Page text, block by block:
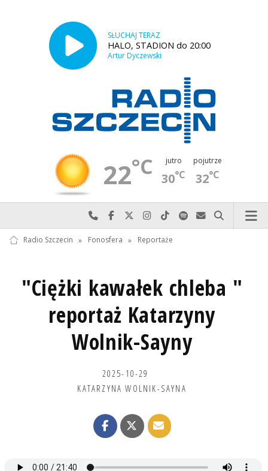
SŁUCHAJ TERAZ
HALO, STADION do 20:00
Artur Dyczewski
22°C jutro
30°C
pojutrze
32°C
Najlepiej po prostu do nas zadzwoń
Odwiedź nas na Facebook-u
Odwiedź nas na X
Odwiedź nas na Instagram-ie
Odwiedź nas na TikTok-u
Szukaj nas na Spotify
Wyślij do nas
Szukaj
Radio Szczecin » Fonosfera » Reportaże
"Ciężki kawałek chleba "
reportaż Katarzyny
Wolnik-Sayny
2025-10-29
KATARZYNA WOLNIK-SAYNA